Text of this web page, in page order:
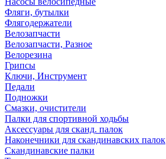
Фляги, бутылки
Флягодержатели
Велозапчасти
Велозапчасти, Разное
Велорезина
Грипсы
Ключи, Инструмент
Педали
Подножки
Смазки, очистители
Палки для спортивной ходьбы
Аксессуары для сканд. палок
Наконечники для скандинавских палок
Скандинавские палки